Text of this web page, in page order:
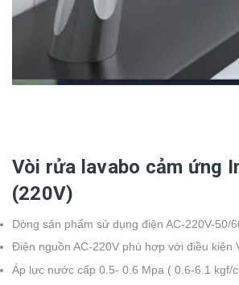
Vòi rửa lavabo cảm ứng
(220V)
Dòng sản phẩm sử dụng điện AC-220V-50/
Điện nguồn AC-220V phù hợp với điều kiện
Áp lực nước cấp 0.5- 0.6 Mpa ( 0.6-6.1 kgf/